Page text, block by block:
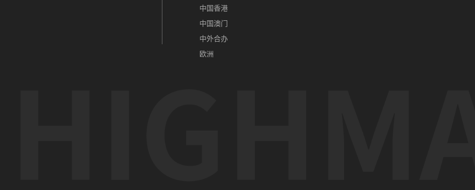
中国香港
中国澳门
中外合办
欧洲